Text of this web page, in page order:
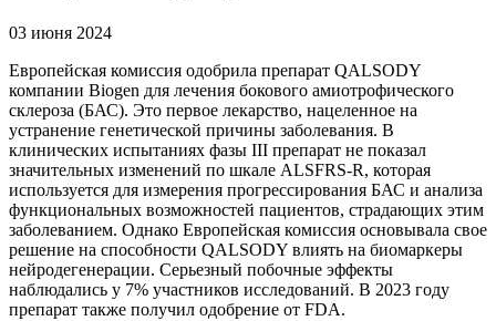
03 июня 2024
Европейская комиссия одобрила препарат QALSODY
компании Biogen для лечения бокового амиотрофического
склероза (БАС). Это первое лекарство, нацеленное на
устранение генетической причины заболевания. В
клинических испытаниях фазы III препарат не показал
значительных изменений по шкале ALSFRS-R, которая
используется для измерения прогрессирования БАС и анализа
функциональных возможностей пациентов, страдающих этим
заболеванием. Однако Европейская комиссия основывала свое
решение на способности QALSODY влиять на биомаркеры
нейродегенерации. Серьезный побочные эффекты
наблюдались у 7% участников исследований. В 2023 году
препарат также получил одобрение от FDA.